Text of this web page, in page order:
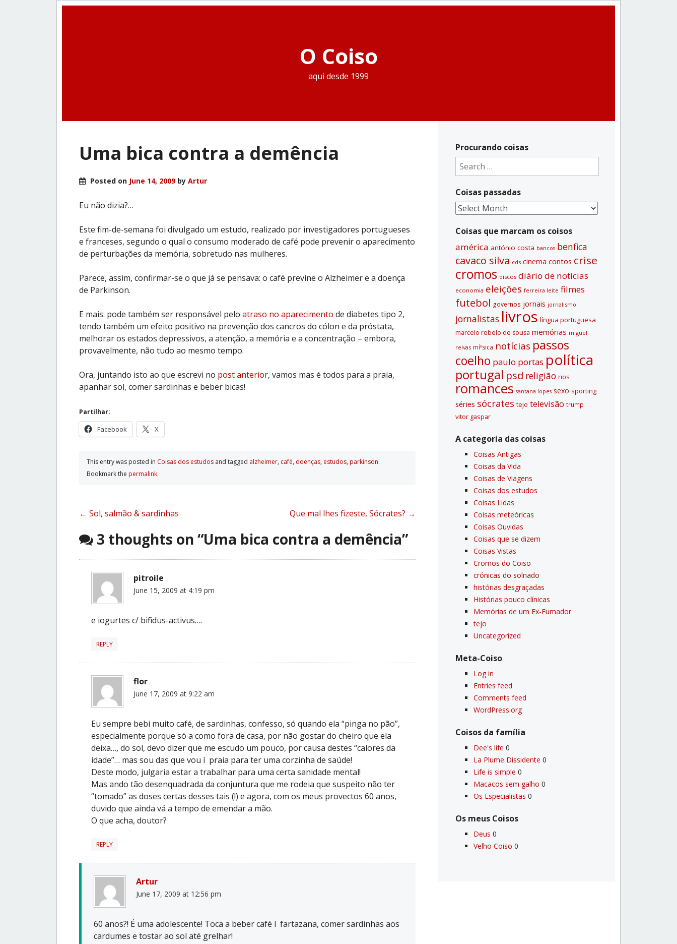
O Coiso
aqui desde 1999
Uma bica contra a demência
Posted on June 14, 2009by Artur
Eu não dizia?…
Este fim-de-semana foi divulgado um estudo, realizado por investigadores portugueses
e franceses, segundo o qual o consumo moderado de café pode prevenir o aparecimento
de perturbações da memória, sobretudo nas mulheres.
Parece, assim, confirmar-se o que já se pensava: o café previne o Alzheimer e a doença
de Parkinson.
E mais: pode também ser responsável pelo atraso no aparecimento de diabetes tipo 2,
tendo também um efeito positivo na prevenção dos cancros do cólon e da próstata,
melhorar os estados depressivos, a atenção, a memória e a concentração – embora,
provavelmente, não tudo ao mesmo tempo.
Ora, juntando isto ao que escrevi no post anterior, vamos mas é todos para a praia,
apanhar sol, comer sardinhas e beber bicas!
Partilhar:
Facebook X
This entry was posted in Coisas dos estudos and tagged alzheimer, café, doenças, estudos, parkinson.
Bookmark the permalink.
Post
navigation
← Sol, salmão & sardinhas Que mal lhes fizeste, Sócrates? →
3 thoughts on “Uma bica contra a demência”
pitroile
June 15, 2009 at 4:19 pm
e iogurtes c/ bifidus-activus….
REPLY
flor
June 17, 2009 at 9:22 am
Eu sempre bebi muito café, de sardinhas, confesso, só quando ela “pinga no pão”,
especialmente porque só a como fora de casa, por não gostar do cheiro que ela
deixa…, do sol, devo dizer que me escudo um pouco, por causa destes “calores da
idade”… mas sou das que vou í praia para ter uma corzinha de saúde!
Deste modo, julgaria estar a trabalhar para uma certa sanidade mental!
Mas ando tão desenquadrada da conjuntura que me rodeia que suspeito não ter
“tomado” as doses certas desses tais (!) e agora, com os meus provectos 60 anos,
duvido que ainda vá a tempo de emendar a mão.
O que acha, doutor?
REPLY
Artur
June 17, 2009 at 12:56 pm
60 anos?! É uma adolescente! Toca a beber café í fartazana, comer sardinhas aos
cardumes e tostar ao sol até grelhar!
Procurando coisas
Search
for:
Coisas passadas
Coisas
Coisas que marcam os coisos
américa antónio costa bancos benfica
cavaco silva cds cinema contos crise
cromos discos diário de notí­cias
economia eleições ferreira leite filmes
futebol governos jornais jornalismo
jornalistas livros lí­ngua portuguesa
marcelo rebelo de sousa memórias miguel
relvas míºsica notí­cias passos
coelho paulo portas polí­tica
portugal psd religião rios
romances santana lopes sexo sporting
séries sócrates tejo televisão trump
vitor gaspar
A categoria das coisas
Coisas Antigas
Coisas da Vida
Coisas de Viagens
Coisas dos estudos
Coisas Lidas
Coisas meteóricas
Coisas Ouvidas
Coisas que se dizem
Coisas Vistas
Cromos do Coiso
crónicas do solnado
histórias desgraçadas
Histórias pouco clí­nicas
Memórias de um Ex-Fumador
tejo
Uncategorized
Meta-Coiso
Log in
Entries feed
Comments feed
WordPress.org
Coisos da famí­lia
Dee's life 0
La Plume Dissidente 0
Life is simple 0
Macacos sem galho 0
Os Especialistas 0
Os meus Coisos
Deus 0
Velho Coiso 0